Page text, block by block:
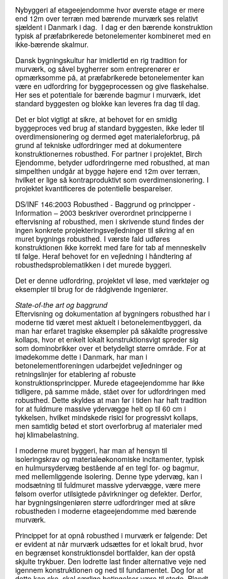
Nybyggeri af etageejendomme hvor øverste etage er mere
end 12m over terræn med bærende murværk ses relativt
sjældent i Danmark i dag. I dag er den bærende konstruktion
typisk af præfabrikerede betonelementer kombineret med en
ikke-bærende skalmur.
Dansk bygningskultur har imidlertid en rig tradition for
murværk, og såvel bygherrer som entreprenører er
opmærksomme på, at præfabrikerede betonelementer kan
være en udfordring for byggeprocessen og give flaskehalse.
Her ses et potentiale for bærende bagmur i murværk, idet
standard byggesten og blokke kan leveres fra dag til dag.
Det er blot vigtigt at sikre, at behovet for en smidig
byggeproces ved brug af standard byggesten, ikke leder til
overdimensionering og dermed øget materialeforbrug, på
grund af tekniske udfordringer med at dokumentere
konstruktionernes robusthed. For partner i projektet, Birch
Ejendomme, betyder udfordringerne med robusthed, at man
simpelthen undgår at bygge højere end 12m over terræn,
hvilket er lige så kontraproduktivt som overdimensionering. I
projektet kvantificeres de potentielle besparelser.
DS/INF 146:2003 Robusthed - Baggrund og principper -
Information – 2003 beskriver overordnet principperne i
eftervisning af robusthed, men i skrivende stund findes der
ingen konkrete projekteringsvejledninger til sikring af en
muret bygnings robusthed. I værste fald udføres
konstruktionen ikke korrekt med fare for tab af menneskeliv
til følge. Heraf behovet for en vejledning i håndtering af
robusthedsproblematikken i det murede byggeri.
Det er denne udfordring, projektet vil løse, med værktøjer og
eksempler til brug for de rådgivende ingeniører.
State-of-the art og baggrund
Eftervisning og dokumentation af bygningers robusthed har i
moderne tid været mest aktuelt i betonelementbyggeri, da
man har erfaret tragiske eksempler på såkaldte progressive
kollaps, hvor et enkelt lokalt konstruktionsvigt spreder sig
som dominobrikker over et betydeligt større område. For at
imødekomme dette i Danmark, har man i
betonelementforeningen udarbejdet vejledninger og
retningslinjer for etablering af robuste
konstruktionsprincipper. Murede etageejendomme har ikke
tidligere, på samme måde, stået over for udfordringen med
robusthed. Dette skyldes at man før i tiden har haft tradition
for at fuldmure massive ydervægge helt op til 60 cm i
tykkelsen, hvilket mindskede risici for progressivt kollaps,
men samtidig betød et stort overforbrug af materialer med
høj klimabelastning.
I moderne muret byggeri, har man af hensyn til
isoleringskrav og materialeøkonomiske incitamenter, typisk
en hulmursydervæg bestående af en tegl for- og bagmur,
med mellemliggende isolering. Denne type ydervæg, kan i
modsætning til fuldmuret massive ydervægge, være mere
følsom overfor utilsigtede påvirkninger og defekter. Derfor,
har bygningsingeniøren større udfordringer med at sikre
robustheden i moderne etageejendomme med bærende
murværk.
Princippet for at opnå robusthed i murværk er følgende: Det
er evident at når murværk udsættes for et lokalt brud, hvor
en begrænset konstruktionsdel bortfalder, kan der opstå
skjulte trykbuer. Den lodrette last finder alternative veje ned
igennem konstruktionen og ned til fundamentet. Dog for at